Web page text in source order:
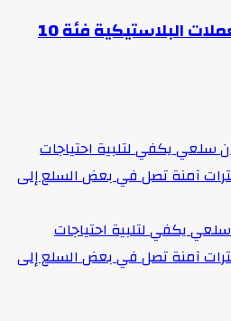
حقيقة وقف طباعة العملات البلاستيكية فئة 10
يكفي لتلبية احتياجات
آمنة تصل في بعض السلع إلى